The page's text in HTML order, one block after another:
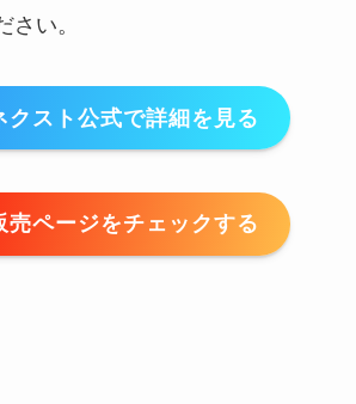
さい。
クスト公式で詳細を見る
売ページをチェックする